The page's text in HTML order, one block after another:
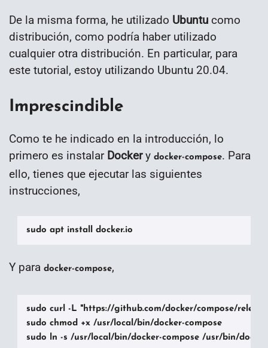
De la misma forma, he utilizado Ubuntu como
distribución, como podría haber utilizado
cualquier otra distribución. En particular, para
este tutorial, estoy utilizando Ubuntu 20.04.
Imprescindible
Como te he indicado en la introducción, lo
primero es instalar Dockery docker-compose. Para
ello, tienes que ejecutar las siguientes
instrucciones,
sudo apt install docker.io
Y para docker-compose,
sudo curl -L "https://github.com/docker/compose/
sudo chmod +x /usr/local/bin/docker-compose
sudo ln -s /usr/local/bin/docker-compose /usr/bin/